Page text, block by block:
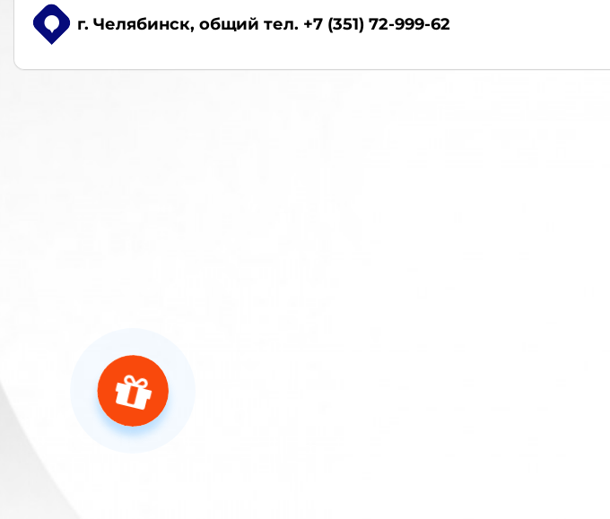
г. Челябинск, общий тел. +7 (351) 72-999-62